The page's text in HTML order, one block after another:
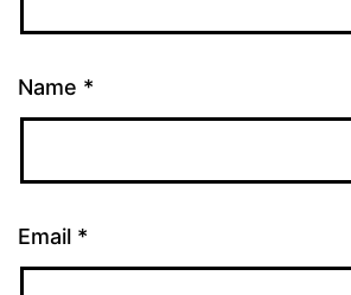
Name *
Email *